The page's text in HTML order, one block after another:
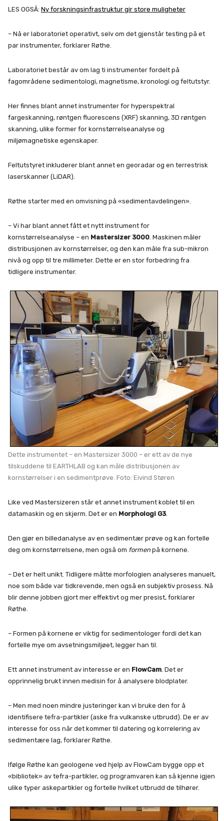
LES OGSÅ: Ny forskningsinfrastruktur gir store muligheter
– Nå er laboratoriet operativt, selv om det gjenstår testing på et
par instrumenter, forklarer Røthe.
Laboratoriet består av om lag ti instrumenter fordelt på
fagområdene sedimentologi, magnetisme, kronologi og feltutstyr.
Her finnes blant annet instrumenter for hyperspektral
fargeskanning, røntgen fluorescens (XRF) skanning, 3D røntgen
skanning, ulike former for kornstørrelseanalyse og
miljømagnetiske egenskaper.
Feltutstyret inkluderer blant annet en georadar og en terrestrisk
laserskanner (LiDAR).
Røthe starter med en omvisning på «sedimentavdelingen».
– Vi har blant annet fått et nytt instrument for
kornstørrelseanalyse – en Mastersizer 3000. Maskinen måler
distribusjonen av kornstørrelser, og den kan måle fra sub-mikron
nivå og opp til tre millimeter. Dette er en stor forbedring fra
tidligere instrumenter.
Dette instrumentet – en Mastersizer 3000 – er ett av de nye
tilskuddene til EARTHLAB og kan måle distribusjonen av
kornstørrelser i en sedimentprøve. Foto: Eivind Støren
Like ved Mastersizeren står et annet instrument koblet til en
datamaskin og en skjerm. Det er en Morphologi G3.
Den gjør en billedanalyse av en sedimentær prøve og kan fortelle
deg om kornstørrelsene, men også om formen på kornene.
– Det er helt unikt. Tidligere måtte morfologien analyseres manuelt,
noe som både var tidkrevende, men også en subjektiv prosess. Nå
blir denne jobben gjort mer effektivt og mer presist, forklarer
Røthe.
– Formen på kornene er viktig for sedimentologer fordi det kan
fortelle mye om avsetningsmiljøet, legger han til.
Ett annet instrument av interesse er en FlowCam. Det er
opprinnelig brukt innen medisin for å analysere blodplater.
– Men med noen mindre justeringer kan vi bruke den for å
identifisere tefra-partikler (aske fra vulkanske utbrudd). De er av
interesse for oss når det kommer til datering og korrelering av
sedimentære lag, forklarer Røthe.
Ifølge Røthe kan geologene ved hjelp av FlowCam bygge opp et
«bibliotek» av tefra-partikler, og programvaren kan så kjenne igjen
ulike typer askepartikler og fortelle hvilket utbrudd de tilhører.